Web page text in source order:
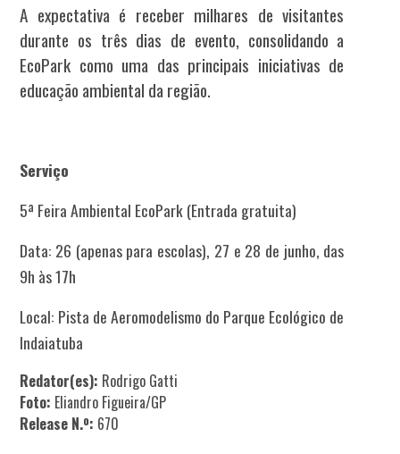
A expectativa é receber milhares de visitantes
durante os três dias de evento, consolidando a
EcoPark como uma das principais iniciativas de
educação ambiental da região.
Serviço
5ª Feira Ambiental EcoPark (Entrada gratuita)
Data: 26 (apenas para escolas), 27 e 28 de junho, das
9h às 17h
Local: Pista de Aeromodelismo do Parque Ecológico de
Indaiatuba
Redator(es): Rodrigo Gatti
Foto: Eliandro Figueira/GP
Release N.º: 670